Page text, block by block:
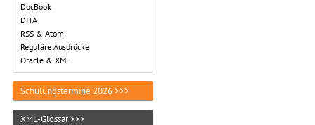
DocBook
DITA
RSS & Atom
Reguläre Ausdrücke
Oracle & XML
Schulungstermine 2026 >>>
XML-Glossar >>>